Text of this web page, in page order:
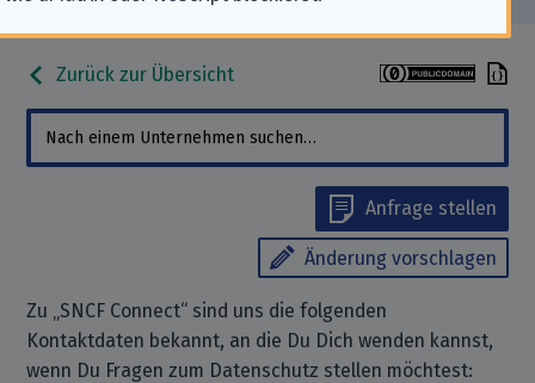
Zurück zur Übersicht
Anfrage stellen
Änderung vorschlagen
Zu „SNCF Connect“ sind uns die folgenden
Kontaktdaten bekannt, an die Du Dich wenden kannst,
wenn Du Fragen zum Datenschutz stellen möchtest: